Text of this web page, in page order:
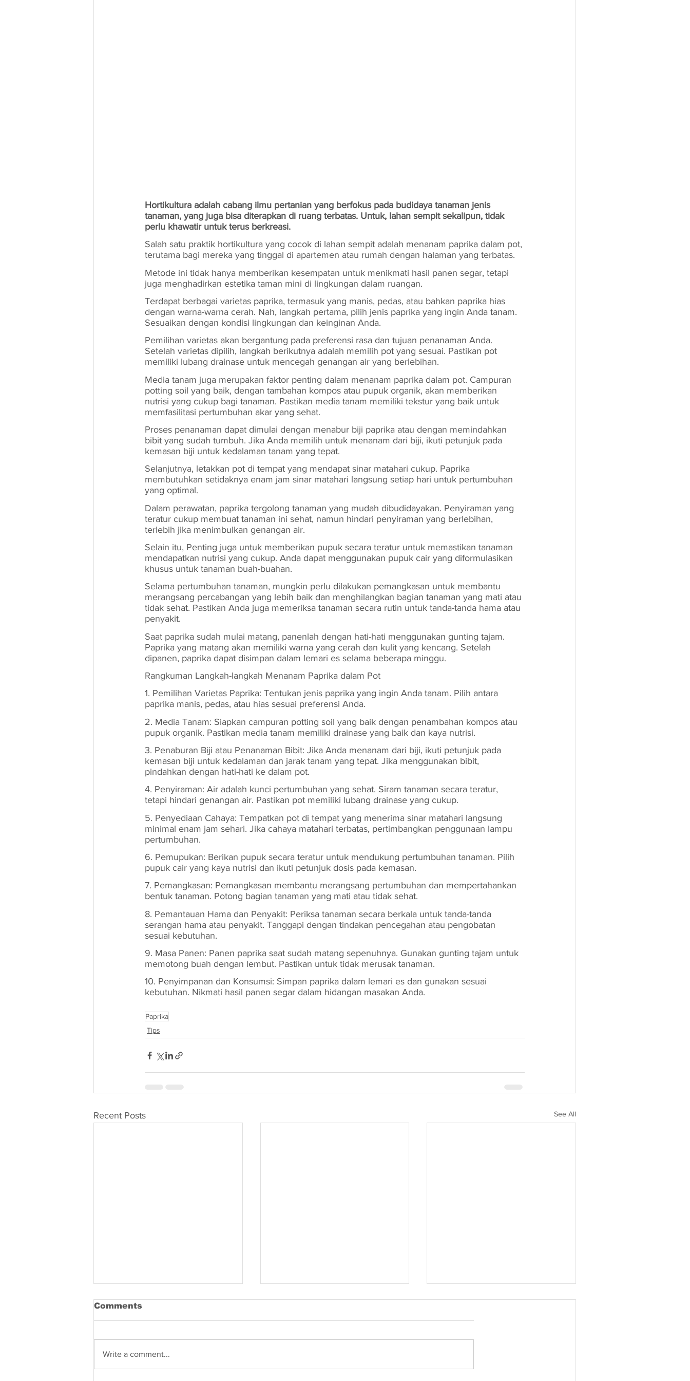
Hortikultura adalah cabang ilmu pertanian yang berfokus pada budidaya tanaman jenis
tanaman, yang juga bisa diterapkan di ruang terbatas. Untuk, lahan sempit sekalipun, tidak
perlu khawatir untuk terus berkreasi.
Salah satu praktik hortikultura yang cocok di lahan sempit adalah menanam paprika dalam pot,
terutama bagi mereka yang tinggal di apartemen atau rumah dengan halaman yang terbatas.
Metode ini tidak hanya memberikan kesempatan untuk menikmati hasil panen segar, tetapi
juga menghadirkan estetika taman mini di lingkungan dalam ruangan.
Terdapat berbagai varietas paprika, termasuk yang manis, pedas, atau bahkan paprika hias
dengan warna-warna cerah. Nah, langkah pertama, pilih jenis paprika yang ingin Anda tanam.
Sesuaikan dengan kondisi lingkungan dan keinginan Anda.
Pemilihan varietas akan bergantung pada preferensi rasa dan tujuan penanaman Anda.
Setelah varietas dipilih, langkah berikutnya adalah memilih pot yang sesuai. Pastikan pot
memiliki lubang drainase untuk mencegah genangan air yang berlebihan.
Media tanam juga merupakan faktor penting dalam menanam paprika dalam pot. Campuran
potting soil yang baik, dengan tambahan kompos atau pupuk organik, akan memberikan
nutrisi yang cukup bagi tanaman. Pastikan media tanam memiliki tekstur yang baik untuk
memfasilitasi pertumbuhan akar yang sehat.
Proses penanaman dapat dimulai dengan menabur biji paprika atau dengan memindahkan
bibit yang sudah tumbuh. Jika Anda memilih untuk menanam dari biji, ikuti petunjuk pada
kemasan biji untuk kedalaman tanam yang tepat.
Selanjutnya, letakkan pot di tempat yang mendapat sinar matahari cukup. Paprika
membutuhkan setidaknya enam jam sinar matahari langsung setiap hari untuk pertumbuhan
yang optimal.
Dalam perawatan, paprika tergolong tanaman yang mudah dibudidayakan. Penyiraman yang
teratur cukup membuat tanaman ini sehat, namun hindari penyiraman yang berlebihan,
terlebih jika menimbulkan genangan air.
Selain itu, Penting juga untuk memberikan pupuk secara teratur untuk memastikan tanaman
mendapatkan nutrisi yang cukup. Anda dapat menggunakan pupuk cair yang diformulasikan
khusus untuk tanaman buah-buahan.
Selama pertumbuhan tanaman, mungkin perlu dilakukan pemangkasan untuk membantu
merangsang percabangan yang lebih baik dan menghilangkan bagian tanaman yang mati atau
tidak sehat. Pastikan Anda juga memeriksa tanaman secara rutin untuk tanda-tanda hama atau
penyakit.
Saat paprika sudah mulai matang, panenlah dengan hati-hati menggunakan gunting tajam.
Paprika yang matang akan memiliki warna yang cerah dan kulit yang kencang. Setelah
dipanen, paprika dapat disimpan dalam lemari es selama beberapa minggu.
Rangkuman Langkah-langkah Menanam Paprika dalam Pot
1. Pemilihan Varietas Paprika: Tentukan jenis paprika yang ingin Anda tanam. Pilih antara
paprika manis, pedas, atau hias sesuai preferensi Anda.
2. Media Tanam: Siapkan campuran potting soil yang baik dengan penambahan kompos atau
pupuk organik. Pastikan media tanam memiliki drainase yang baik dan kaya nutrisi.
3. Penaburan Biji atau Penanaman Bibit: Jika Anda menanam dari biji, ikuti petunjuk pada
kemasan biji untuk kedalaman dan jarak tanam yang tepat. Jika menggunakan bibit,
pindahkan dengan hati-hati ke dalam pot.
4. Penyiraman: Air adalah kunci pertumbuhan yang sehat. Siram tanaman secara teratur,
tetapi hindari genangan air. Pastikan pot memiliki lubang drainase yang cukup.
5. Penyediaan Cahaya: Tempatkan pot di tempat yang menerima sinar matahari langsung
minimal enam jam sehari. Jika cahaya matahari terbatas, pertimbangkan penggunaan lampu
pertumbuhan.
6. Pemupukan: Berikan pupuk secara teratur untuk mendukung pertumbuhan tanaman. Pilih
pupuk cair yang kaya nutrisi dan ikuti petunjuk dosis pada kemasan.
7. Pemangkasan: Pemangkasan membantu merangsang pertumbuhan dan mempertahankan
bentuk tanaman. Potong bagian tanaman yang mati atau tidak sehat.
8. Pemantauan Hama dan Penyakit: Periksa tanaman secara berkala untuk tanda-tanda
serangan hama atau penyakit. Tanggapi dengan tindakan pencegahan atau pengobatan
sesuai kebutuhan.
9. Masa Panen: Panen paprika saat sudah matang sepenuhnya. Gunakan gunting tajam untuk
memotong buah dengan lembut. Pastikan untuk tidak merusak tanaman.
10. Penyimpanan dan Konsumsi: Simpan paprika dalam lemari es dan gunakan sesuai
kebutuhan. Nikmati hasil panen segar dalam hidangan masakan Anda.
Paprika
Tips
Recent Posts See All
Comments
Write a comment...